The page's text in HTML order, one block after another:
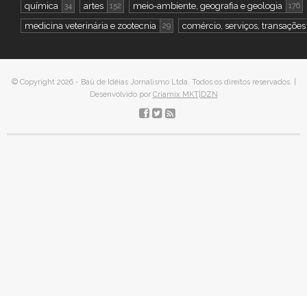
química
34 artes 152 meio-ambiente, geografia e geologia 176
medicina veterinária e zootecnia 29 comércio, serviços,
© Copyright 2026 - Baú de Idéias Jornalismo Ltda. Todos os direitos reservados. |
Desenvolvido por Criamix MKT|DZN